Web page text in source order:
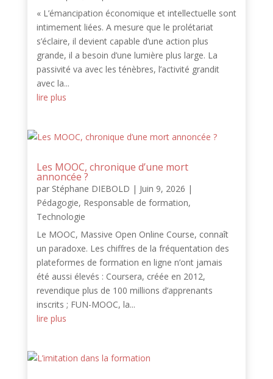
« L’émancipation économique et intellectuelle sont
intimement liées. A mesure que le prolétariat
s’éclaire, il devient capable d’une action plus
grande, il a besoin d’une lumière plus large. La
passivité va avec les ténèbres, l’activité grandit
avec la...
lire plus
Les MOOC, chronique d’une mort
annoncée ?
par Stéphane DIEBOLD | Juin 9, 2026 |
Pédagogie, Responsable de formation,
Technologie
Le MOOC, Massive Open Online Course, connaît
un paradoxe. Les chiffres de la fréquentation des
plateformes de formation en ligne n’ont jamais
été aussi élevés : Coursera, créée en 2012,
revendique plus de 100 millions d’apprenants
inscrits ; FUN-MOOC, la...
lire plus